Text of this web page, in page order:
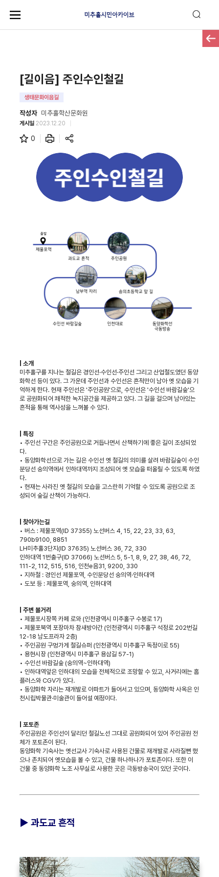
[길이음] 주인수인철길
생태문화이음길
작성자 미추홀학산문화원
게시일 2023.12.20
0
| 소개
미추홀구를 지나는 철길은 경인선·수인선·주인선 그리고 산업철도였던 동양
화학선 등이 있다. 그 가운데 주인선과 수인선은 흔적만이 남아 옛 모습을 기
억하게 한다. 현재 주인선은 '주인공원'으로, 수인선은 '수인선 바람길숲'으
로 공원화되어 쾌적한 녹지공간을 제공하고 있다. 그 길을 걸으며 남아있는
흔적을 통해 역사성을 느껴볼 수 있다.
| 특징
• 주인선 구간은 주인공원으로 거듭나면서 산책하기에 좋은 길이 조성되었
다.
• 동양화학선으로 가는 길은 수인선 옛 철길의 의미를 살려 바람길숲이 수인
분당선 숭의역에서 인하대역까지 조성되어 옛 모습을 떠올릴 수 있도록 하였
다.
• 현재는 사라진 옛 철길의 모습을 고스란히 기억할 수 있도록 공원으로 조
성되어 숲길 산책이 가능하다.
| 찾아가는길
• 버스 : 제물포역(ID 37355) 노선버스 4, 15, 22, 23, 33, 63,
790b9100, 8851
LH미추홀3단지(ID 37635) 노선버스 36, 72, 330
인하대역 1번출구(ID 37066) 노선버스 5, 5-1, 8, 9, 27, 38, 46, 72,
111-2, 112, 515, 516, 인천e음31, 9200, 330
• 지하철 : 경인선 제물포역, 수인분당선 숭의역·인하대역
• 도보 등 : 제물포역, 숭의역, 인하대역
| 주변 볼거리
• 제물포시장쪽 카페 로와 (인천광역시 미추홀구 수봉로 17)
• 제물포북역 포장마차 참새방아간 (인천광역시 미추홀구 석정로 202번길
12-18 남도프라자 2층)
• 주인공원 구멍가게 철길슈퍼 (인천광역시 미추홀구 독정이로 55)
• 용현시장 (인천광역시 미추홀구 용삼길 57-1)
• 수인선 바람길숲 (숭의역~인하대역)
• 인하대역앞은 인하대의 모습을 전체적으로 조망할 수 있고, 사거리에는 홈
플러스와 CGV가 있다.
• 동양화학 자리는 재개발로 아파트가 들어서고 있으며, 동양화학 사옥은 인
천시립박물관·미술관이 들어설 예정이다.
| 포토존
주인공원은 주인선이 달리던 철길노선 그대로 공원화되어 있어 주인공원 전
체가 포토존이 된다.
동양화학 기숙사는 옛선교사 기숙사로 사용된 건물로 재개발로 사라질뻔 했
으나 존치되어 옛모습을 볼 수 있고, 건물 하나하나가 포토존이다. 또한 이
건물 중 동양화학 노조 사무실로 사용한 곳은 극동방송국이 있던 곳이다.
► 과도교 흔적